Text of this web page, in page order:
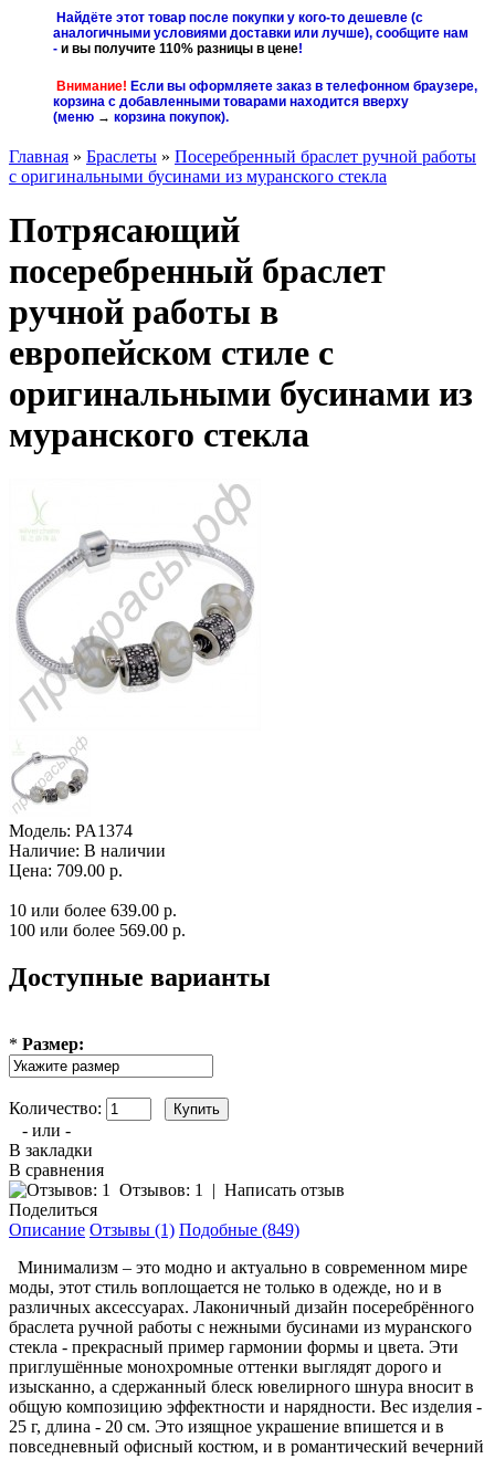
Найдёте этот товар после покупки у кого-то дешевле (с
аналогичными условиями доставки или лучше), сообщите нам
- и вы получите 110% разницы в цене!
Внимание! Если вы оформляете заказ в телефонном браузере,
корзина с добавленными товарами находится вверху
(меню → корзина покупок).
Главная » Браслеты » Посеребренный браслет ручной работы
с оригинальными бусинами из муранского стекла
Потрясающий
посеребренный браслет
ручной работы в
европейском стиле с
оригинальными бусинами из
муранского стекла
Модель: PA1374
Наличие: В наличии
Цена: 709.00 р.
10 или более 639.00 р.
100 или более 569.00 р.
Доступные варианты
* Размер:
Количество:
- или -
В закладки
В сравнения
Отзывов: 1
| Написать отзыв
Поделиться
Описание Отзывы (1) Подобные (849)
Минимализм – это модно и актуально в современном мире
моды, этот стиль воплощается не только в одежде, но и в
различных аксессуарах. Лаконичный дизайн посеребрённого
браслета ручной работы с нежными бусинами из муранского
стекла - прекрасный пример гармонии формы и цвета. Эти
приглушённые монохромные оттенки выглядят дорого и
изысканно, а сдержанный блеск ювелирного шнура вносит в
общую композицию эффектности и нарядности. Вес изделия -
25 г, длина - 20 см. Это изящное украшение впишется и в
повседневный офисный костюм, и в романтический вечерний